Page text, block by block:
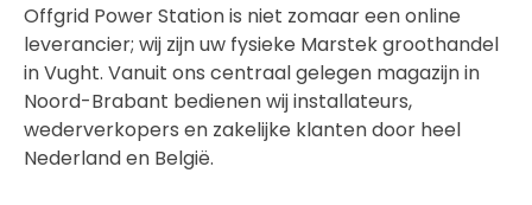
Offgrid Power Station is niet zomaar een online
leverancier; wij zijn uw fysieke Marstek groothandel
in Vught. Vanuit ons centraal gelegen magazijn in
Noord-Brabant bedienen wij installateurs,
wederverkopers en zakelijke klanten door heel
Nederland en België.